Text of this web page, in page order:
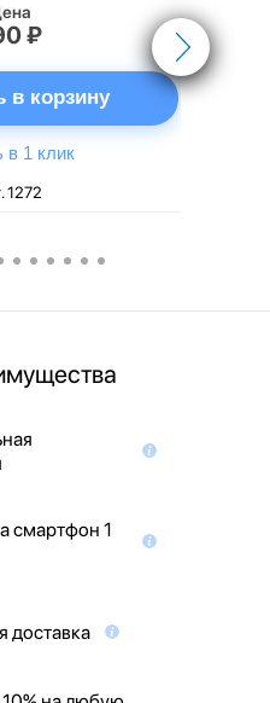
₽
в корзину
в 1 клик
1272
смартфон 1
доставка